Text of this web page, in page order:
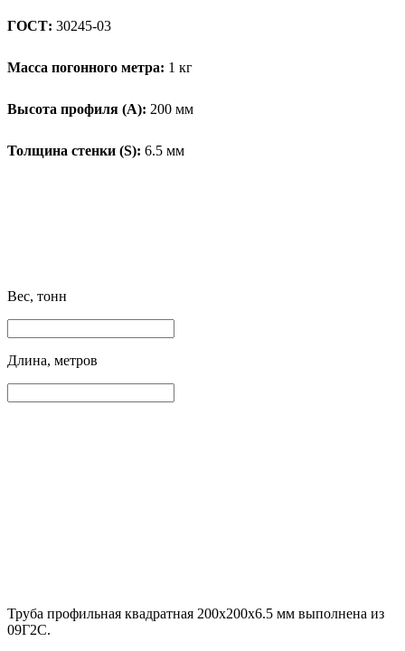
ГОСТ: 30245-03
Масса погонного метра: 1 кг
Высота профиля (А): 200 мм
Толщина стенки (S): 6.5 мм
Вес, тонн
Длина, метров
Труба профильная квадратная 200х200х6.5 мм выполнена из
09Г2С.